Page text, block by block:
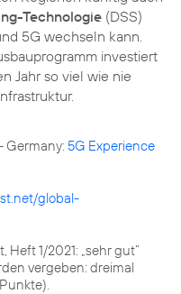
Technologie (DSS)
5G wechseln kann.
investiert
Jahr so viel wie nie
Germany: 5G Experience
global-
1/2021: „sehr gut“
vergeben: dreimal